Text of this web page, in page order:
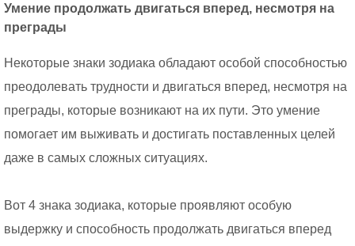
Умение продолжать двигаться вперед, несмотря на
преграды
Некоторые знаки зодиака обладают особой способностью
преодолевать трудности и двигаться вперед, несмотря на
преграды, которые возникают на их пути. Это умение
помогает им выживать и достигать поставленных целей
даже в самых сложных ситуациях.
Вот 4 знака зодиака, которые проявляют особую
выдержку и способность продолжать двигаться вперед